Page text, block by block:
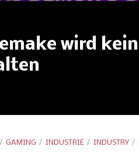
wird kein
GAMING INDUSTRIE INDUSTRY